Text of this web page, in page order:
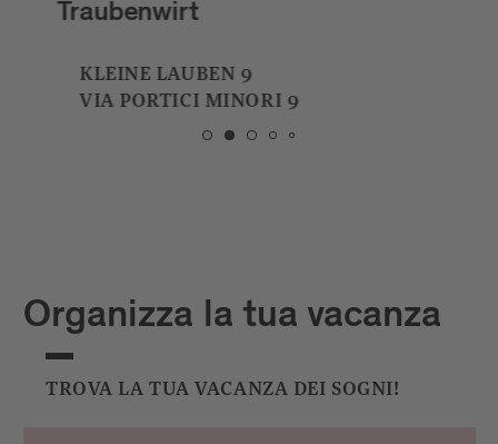
Traubenwirt
KLEINE LAUBEN 9
VIA PORTICI MINORI 9
Organizza la tua vacanza
TROVA LA TUA VACANZA DEI SOGNI!